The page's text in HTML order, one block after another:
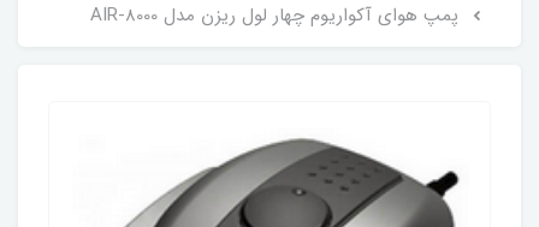
پمپ هوای آکواریوم چهار لول ریزن مدل AIR-8000